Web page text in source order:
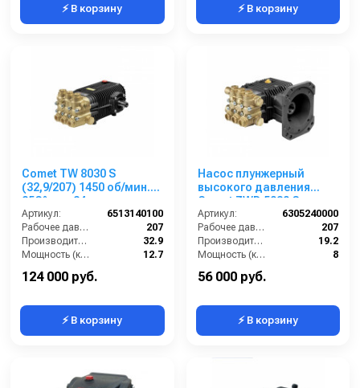
⚡ В корзину ⚡ В корзину
Comet TW 8030 S
(32,9/207) 1450 об/мин.
85C° вал 24 мм
Артикул:
6513140100
Рабочее давление (бар):
207
Производительность (л/мин):
32.9
Мощность (кВт):
12.7
124 000 руб.
⚡ В корзину
Насос плунжерный
высокого давления
Comet ZWD 5030 G
(19,2/207) 3400 об/мин.Ø
1”п.в.
Артикул:
6305240000
Рабочее давление (бар):
207
Производительность (л/мин):
19.2
Мощность (кВт):
8
Обороты двигателя (об/мин):
56 000 руб.
⚡ В корзину